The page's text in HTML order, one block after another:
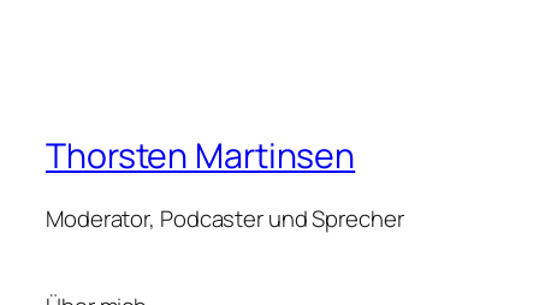
Thorsten Martinsen
Moderator, Podcaster und Sprecher